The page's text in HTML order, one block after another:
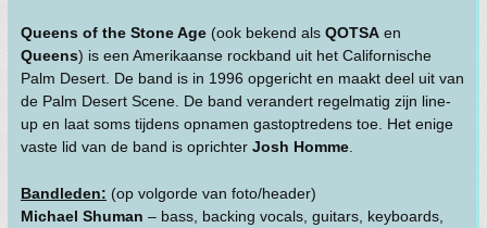
Queens of the Stone Age (ook bekend als QOTSA en
Queens) is een Amerikaanse rockband uit het Californische
Palm Desert. De band is in 1996 opgericht en maakt deel uit van
de Palm Desert Scene. De band verandert regelmatig zijn line-
up en laat soms tijdens opnamen gastoptredens toe. Het enige
vaste lid van de band is oprichter Josh Homme
Bandleden: (op volgorde van foto/header)
Michael Shuman – bass, backing vocals, guitars, keyboards,